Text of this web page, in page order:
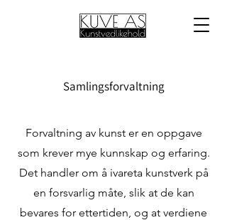
Samlingsforvaltning
Forvaltning av kunst er en oppgave
som krever mye kunnskap og erfaring.
Det handler om å ivareta kunstverk på
en forsvarlig måte, slik at de kan
bevares for ettertiden, og at verdiene